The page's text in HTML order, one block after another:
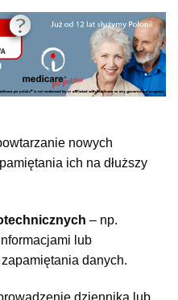
nowych
ich na dłuższy
– np.
lub
danych.
dziennika lub